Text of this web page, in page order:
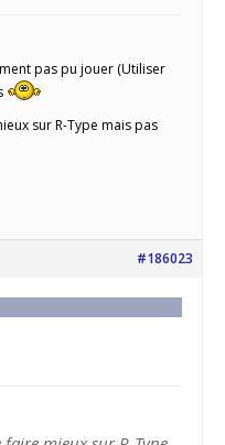
pas pu jouer (Utiliser
sur R-Type mais pas
#186023